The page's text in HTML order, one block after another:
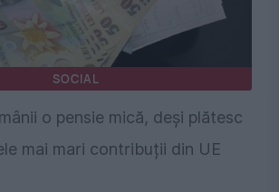
SOCIAL
o pensie mică, deși plătesc
mai mari contribuții din UE